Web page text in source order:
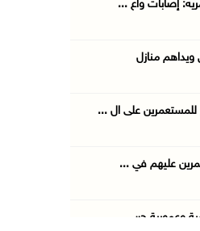
إصابات واع ...
ويداهم منازل
على ال ...
وعمورية جن ...